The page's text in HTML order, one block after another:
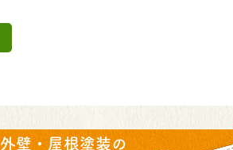
外壁・屋根塗装の